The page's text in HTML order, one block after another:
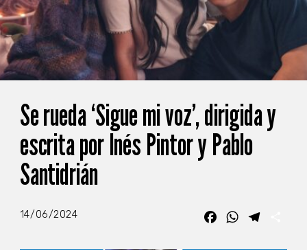
Se rueda ‘Sigue mi voz’, dirigida y
escrita por Inés Pintor y Pablo
Santidrián
14/06/2024 FacebookWhatsApp